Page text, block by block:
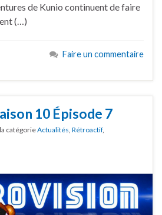
de Kunio continuent de faire
(…)
Faire un commentaire
10 Épisode 7
catégorieActualités, Rétroactif,